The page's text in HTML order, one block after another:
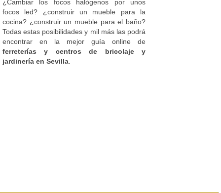
¿Cambiar los focos halógenos por unos
focos led? ¿construir un mueble para la
cocina? ¿construir un mueble para el baño?
Todas estas posibilidades y mil más las podrá
encontrar en la mejor guía online de
ferreterías y centros de bricolaje y
jardinería en Sevilla